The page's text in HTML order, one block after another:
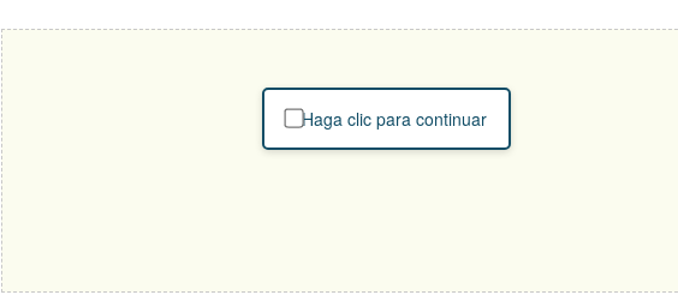
Haga clic para continuar